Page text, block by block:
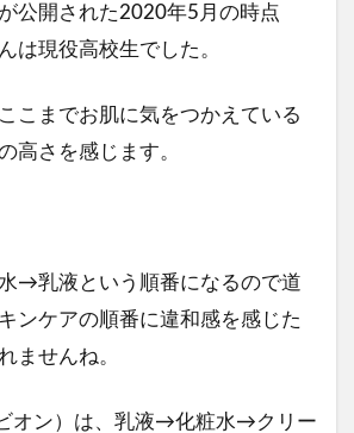
公開された2020年5月の時点
は現役高校生でした。
こまでお肌に気をつかえている
高さを感じます。
→乳液という順番になるので道
ンケアの順番に違和感を感じた
ませんね。
オン）は、乳液→化粧水→クリー